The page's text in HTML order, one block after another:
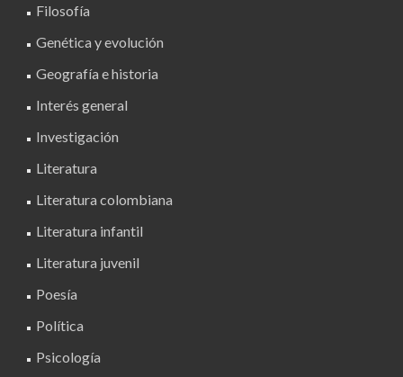
Filosofía
Genética y evolución
Geografía e historia
Interés general
Investigación
Literatura
Literatura colombiana
Literatura infantil
Literatura juvenil
Poesía
Política
Psicología